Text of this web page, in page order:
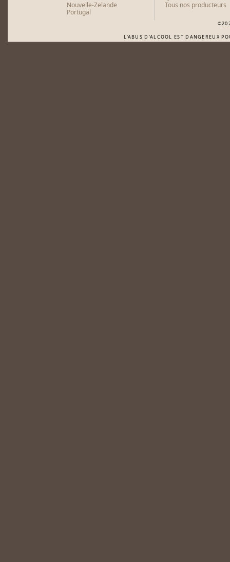
Nouvelle-Zelande
Portugal
Tous nos producteurs
L'ABUS D'ALCOOL EST DANGEREUX